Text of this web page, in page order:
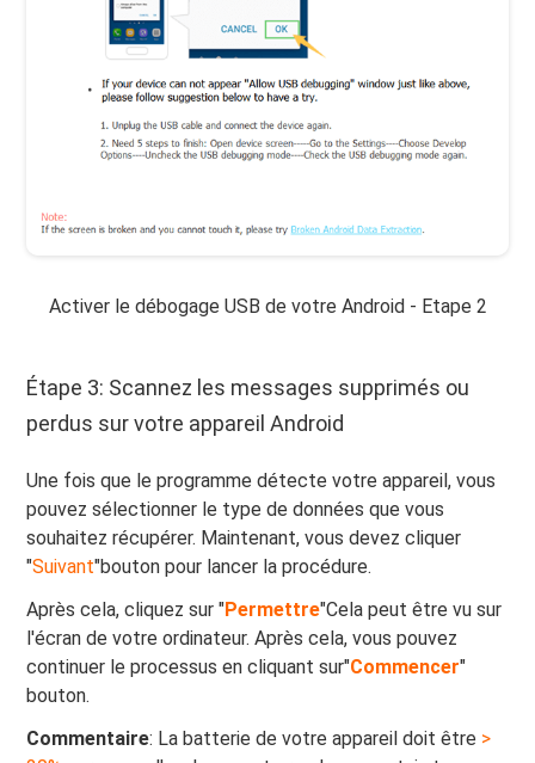
Activer le débogage USB de votre Android - Etape 2
Étape 3: Scannez les messages supprimés ou
perdus sur votre appareil Android
Une fois que le programme détecte votre appareil, vous
pouvez sélectionner le type de données que vous
souhaitez récupérer. Maintenant, vous devez cliquer
"Suivant"bouton pour lancer la procédure.
Après cela, cliquez sur "Permettre"Cela peut être vu sur
l'écran de votre ordinateur. Après cela, vous pouvez
continuer le processus en cliquant sur"Commencer"
bouton.
Commentaire: La batterie de votre appareil doit être >